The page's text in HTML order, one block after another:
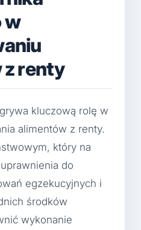
w
renty
kluczową rolę w
alimentów z renty.
który na
do
egzekucyjnych i
środków
wykonanie